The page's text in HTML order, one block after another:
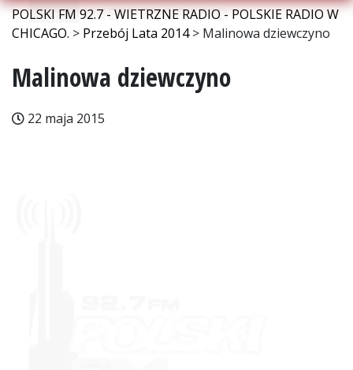
POLSKI FM 92.7 - WIETRZNE RADIO - POLSKIE RADIO W
CHICAGO. > Przebój Lata 2014> Malinowa dziewczyno
Malinowa dziewczyno
22 maja 2015